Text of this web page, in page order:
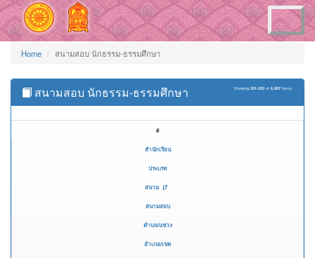
Toggle
navigation
Home สนามสอบ นักธรรม-ธรรมศึกษา
Showing 201-250 of 6,887 items.
สนามสอบ นักธรรม-ธรรมศึกษา
#
สำนักเรียน
ประเภท
สนาม
สนามสอบ
ตำบล/แขวง
อำเภอ/เขต